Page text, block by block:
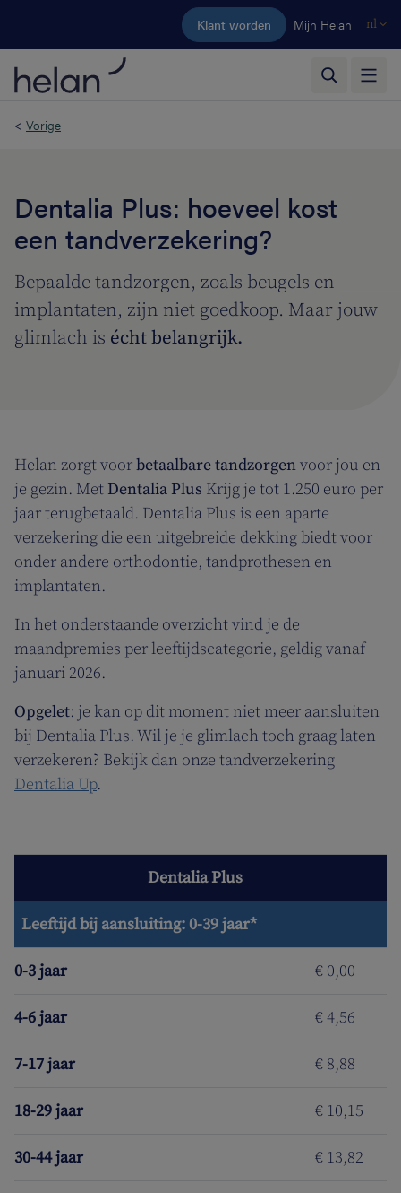
Ga naar de hoofdinhoud
Klant worden Mijn Helan nl
< Vorige
Dentalia Plus: hoeveel kost
een tandverzekering?
Bepaalde tandzorgen, zoals beugels en
implantaten, zijn niet goedkoop. Maar jouw
glimlach is écht belangrijk.
Helan zorgt voorbetaalbare tandzorgenvoor jou en
je gezin. Met Dentalia Plus Krijg je tot 1.250 euro per
jaar terugbetaald. Dentalia Plus is een aparte
verzekering die een uitgebreide dekking biedt voor
onder andere orthodontie, tandprothesen en
implantaten.
In het onderstaande overzicht vind je de
maandpremies per leeftijdscategorie, geldig vanaf
januari 2026.
Opgelet: je kan op dit moment niet meer aansluiten
bij Dentalia Plus. Wil je je glimlach toch graag laten
verzekeren? Bekijk dan onze tandverzekering
Dentalia Up.
Dentalia Plus
Leeftijd bij aansluiting: 0-39 jaar*
0-3 jaar € 0,00
4-6 jaar € 4,56
7-17 jaar € 8,88
18-29 jaar € 10,15
30-44 jaar € 13,82